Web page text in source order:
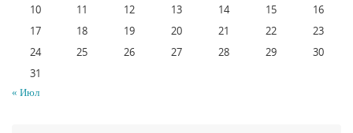
10
11 12 13 14 15
16
17
18 19 20 21 22
23
24
25 26 27 28 29
30
31
« Июл